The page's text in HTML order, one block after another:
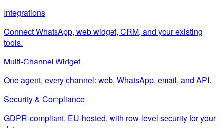
Integrations
Connect WhatsApp, web widget, CRM, and your existing
tools.
Multi-Channel Widget
One agent, every channel: web, WhatsApp, email, and API.
Security & Compliance
GDPR-compliant, EU-hosted, with row-level security for your